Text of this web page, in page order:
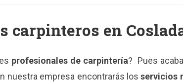
carpinteros en
profesionales de carpintería? Pues
nuestra empresa encontrarás losservicios